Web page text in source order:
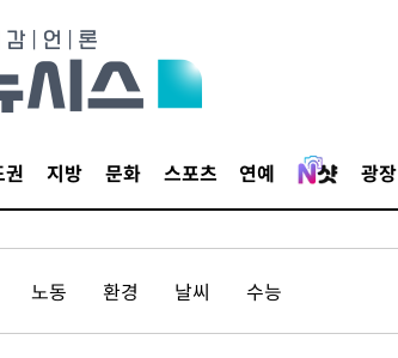
권 지방 문화 스포츠 연예 광장
노동 환경 날씨 수능